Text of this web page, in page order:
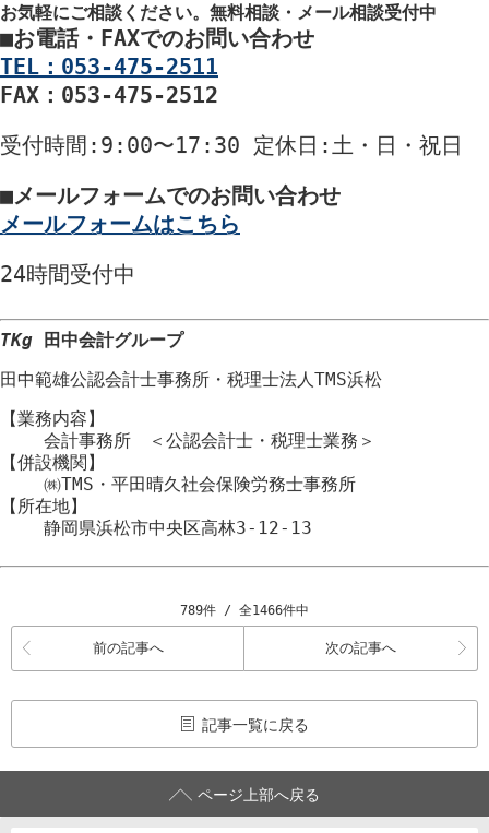
お気軽にご相談ください。 無料相談・メール相談受付中
■お電話・FAXでのお問い合わせ
TEL：053-475-2511
FAX：053-475-2512
受付時間 :9:00〜17:30 定休日 :土・日・祝日
■メールフォームでのお問い合わせ
メールフォームはこちら
24時間受付中
TKg 田中会計グループ
田中範雄公認会計士事務所 ・ 税理士法人TMS浜松
【業務内容】
会計事務所 ＜公認会計士・税理士業務＞
【併設機関】
㈱TMS・平田晴久社会保険労務士事務所
【所在地】
静岡県浜松市中央区高林3-12-13
789件 / 全1466件中
前の記事へ 次の記事へ
記事一覧に戻る
ページ上部へ戻る